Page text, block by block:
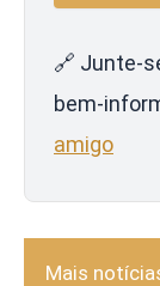
🔗 Junte-
bem-
amigo
Mais